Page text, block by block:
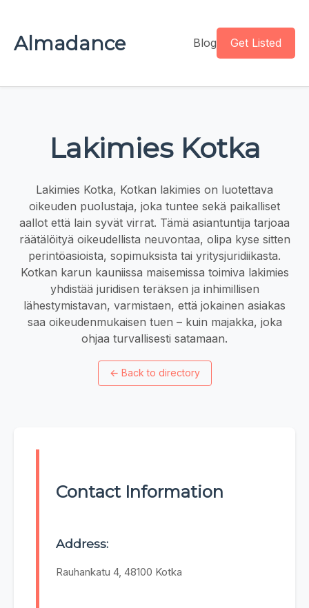
Almadance Blog Get Listed
Lakimies Kotka
Lakimies Kotka, Kotkan lakimies on luotettava
oikeuden puolustaja, joka tuntee sekä paikalliset
aallot että lain syvät virrat. Tämä asiantuntija tarjoaa
räätälöityä oikeudellista neuvontaa, olipa kyse sitten
perintöasioista, sopimuksista tai yritysjuridiikasta.
Kotkan karun kauniissa maisemissa toimiva lakimies
yhdistää juridisen teräksen ja inhimillisen
lähestymistavan, varmistaen, että jokainen asiakas
saa oikeudenmukaisen tuen – kuin majakka, joka
ohjaa turvallisesti satamaan.
← Back to directory
Contact Information
Address:
Rauhankatu 4, 48100 Kotka